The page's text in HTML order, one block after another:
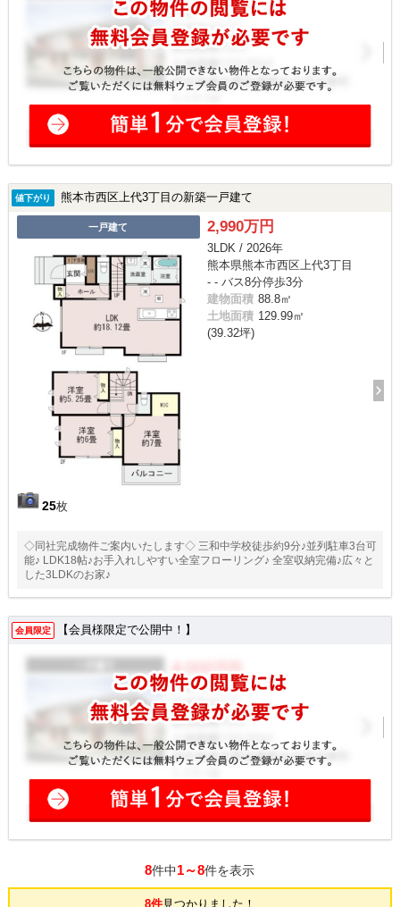
値下がり 熊本市西区上代3丁目の新築一戸建て
一戸建て
25枚
2,990万円
3LDK / 2026年
熊本県熊本市西区上代3丁目
- - バス8分停歩3分
建物面積 88.8㎡
土地面積 129.99㎡
(39.32坪)
◇同社完成物件ご案内いたします◇ 三和中学校徒歩約9分♪並列駐車3台可
能♪ LDK18帖♪お手入れしやすい全室フローリング♪ 全室収納完備♪広々と
した3LDKのお家♪
会員限定 【会員様限定で公開中！】
8件中1～8件を表示
8件見つかりました！